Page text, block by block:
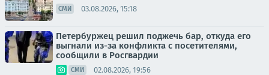
СМИ 03.08.2026, 15:18
Петербуржец решил поджечь бар, откуда его
выгнали из-за конфликта с посетителями,
сообщили в Росгвардии
СМИ 02.08.2026, 19:56